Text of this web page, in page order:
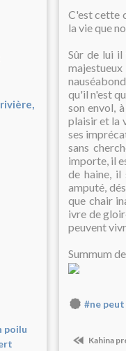
poilu
C'est cette
la vie que
Sûr de lui
qu'il n'est
son envol,
plaisir et la
ses
sans
importe, il
de haine,
amputé,
que chair
ivre de
peuvent
Summum
#ne
Kahina